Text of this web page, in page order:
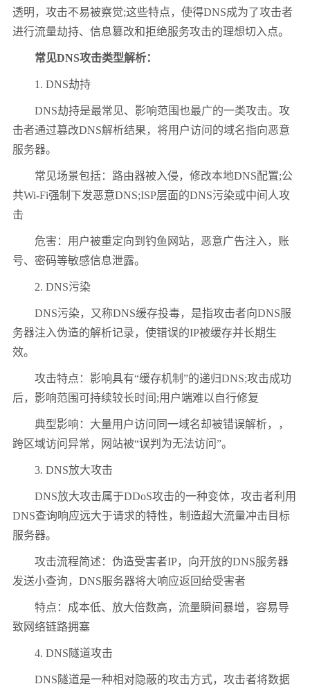
透明，攻击不易被察觉;这些特点，使得DNS成为了攻击者
进行流量劫持、信息篡改和拒绝服务攻击的理想切入点。
常见DNS攻击类型解析：
1. DNS劫持
DNS劫持是最常见、影响范围也最广的一类攻击。攻
击者通过篡改DNS解析结果，将用户访问的域名指向恶意
服务器。
常见场景包括：路由器被入侵，修改本地DNS配置;公
共Wi-Fi强制下发恶意DNS;ISP层面的DNS污染或中间人攻
击
危害：用户被重定向到钓鱼网站，恶意广告注入，账
号、密码等敏感信息泄露。
2. DNS污染
DNS污染，又称DNS缓存投毒，是指攻击者向DNS服
务器注入伪造的解析记录，使错误的IP被缓存并长期生
效。
攻击特点：影响具有“缓存机制”的递归DNS;攻击成功
后，影响范围可持续较长时间;用户端难以自行修复
典型影响：大量用户访问同一域名却被错误解析，，
跨区域访问异常，网站被“误判为无法访问”。
3. DNS放大攻击
DNS放大攻击属于DDoS攻击的一种变体，攻击者利用
DNS查询响应远大于请求的特性，制造超大流量冲击目标
服务器。
攻击流程简述：伪造受害者IP，向开放的DNS服务器
发送小查询，DNS服务器将大响应返回给受害者
特点：成本低、放大倍数高，流量瞬间暴增，容易导
致网络链路拥塞
4. DNS隧道攻击
DNS隧道是一种相对隐蔽的攻击方式，攻击者将数据